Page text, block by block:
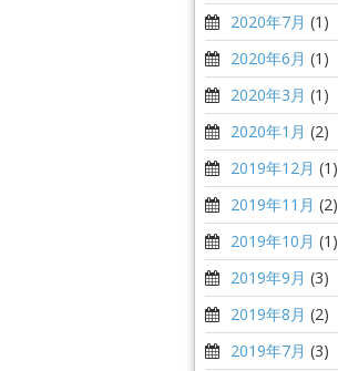
2020年7月 (1)
2020年6月 (1)
2020年3月 (1)
2020年1月 (2)
2019年12月 (1)
2019年11月 (2)
2019年10月 (1)
2019年9月 (3)
2019年8月 (2)
2019年7月 (3)